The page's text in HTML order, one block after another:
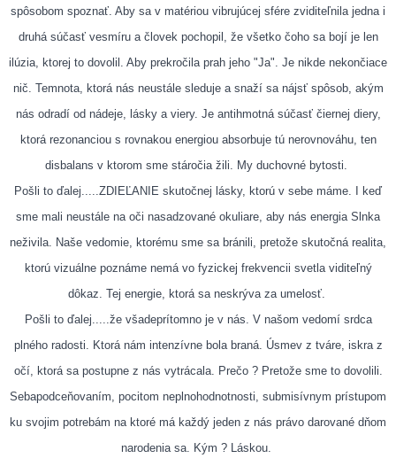
spôsobom spoznať. Aby sa v matériou vibrujúcej sfére zviditeľnila jedna i
druhá súčasť vesmíru a človek pochopil, že všetko čoho sa bojí je len
ilúzia, ktorej to dovolil. Aby prekročila prah jeho "Ja". Je nikde nekončiace
nič. Temnota, ktorá nás neustále sleduje a snaží sa nájsť spôsob, akým
nás odradí od nádeje, lásky a viery. Je antihmotná súčasť čiernej diery,
ktorá rezonanciou s rovnakou energiou absorbuje tú nerovnováhu, ten
disbalans v ktorom sme stáročia žili. My duchovné bytosti.
Pošli to ďalej.....ZDIEĽANIE skutočnej lásky, ktorú v sebe máme. I keď
sme mali neustále na oči nasadzované okuliare, aby nás energia Slnka
neživila. Naše vedomie, ktorému sme sa bránili, pretože skutočná realita,
ktorú vizuálne poznáme nemá vo fyzickej frekvencii svetla viditeľný
dôkaz. Tej energie, ktorá sa neskrýva za umelosť.
Pošli to ďalej.....že všadeprítomno je v nás. V našom vedomí srdca
plného radosti. Ktorá nám intenzívne bola braná. Úsmev z tváre, iskra z
očí, ktorá sa postupne z nás vytrácala. Prečo ? Pretože sme to dovolili.
Sebapodceňovaním, pocitom neplnohodnotnosti, submisívnym prístupom
ku svojim potrebám na ktoré má každý jeden z nás právo darované dňom
narodenia sa. Kým ? Láskou.